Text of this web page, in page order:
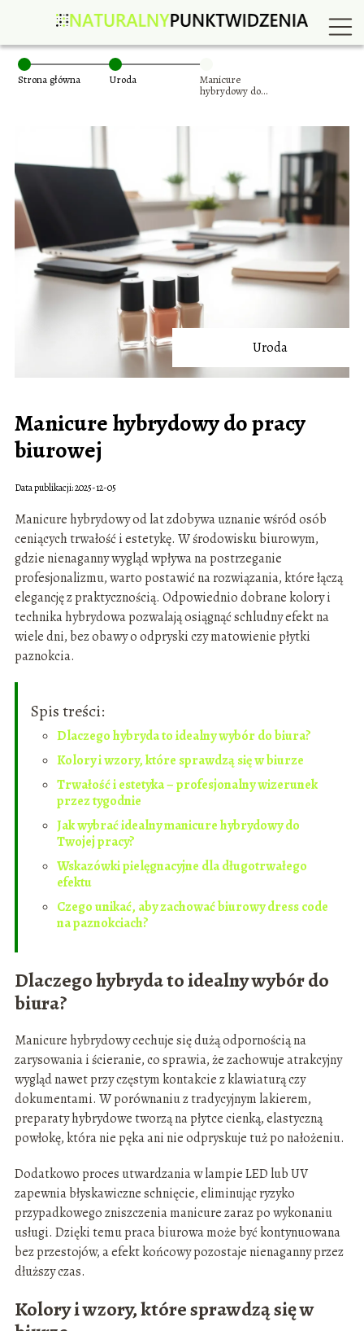
Strona główna Uroda
Manicure
hybrydowy do
Uroda
Manicure hybrydowy do pracy
biurowej
Data publikacji: 2025-12-05
Manicure hybrydowy od lat zdobywa uznanie wśród osób
ceniących trwałość i estetykę. W środowisku biurowym,
gdzie nienaganny wygląd wpływa na postrzeganie
profesjonalizmu, warto postawić na rozwiązania, które łączą
elegancję z praktycznością. Odpowiednio dobrane kolory i
technika hybrydowa pozwalają osiągnąć schludny efekt na
wiele dni, bez obawy o odpryski czy matowienie płytki
paznokcia.
Spis treści:
Dlaczego hybryda to idealny wybór do biura?
Kolory i wzory, które sprawdzą się w biurze
Trwałość i estetyka – profesjonalny wizerunek
przez tygodnie
Jak wybrać idealny manicure hybrydowy do
Twojej pracy?
Wskazówki pielęgnacyjne dla długotrwałego
efektu
Czego unikać, aby zachować biurowy dress code
na paznokciach?
Dlaczego hybryda to idealny wybór do
biura?
Manicure hybrydowy cechuje się dużą odpornością na
zarysowania i ścieranie, co sprawia, że zachowuje atrakcyjny
wygląd nawet przy częstym kontakcie z klawiaturą czy
dokumentami. W porównaniu z tradycyjnym lakierem,
preparaty hybrydowe tworzą na płytce cienką, elastyczną
powłokę, która nie pęka ani nie odpryskuje tuż po nałożeniu.
Dodatkowo proces utwardzania w lampie LED lub UV
zapewnia błyskawiczne schnięcie, eliminując ryzyko
przypadkowego zniszczenia manicure zaraz po wykonaniu
usługi. Dzięki temu praca biurowa może być kontynuowana
bez przestojów, a efekt końcowy pozostaje nienaganny przez
dłuższy czas.
Kolory i wzory, które sprawdzą się w